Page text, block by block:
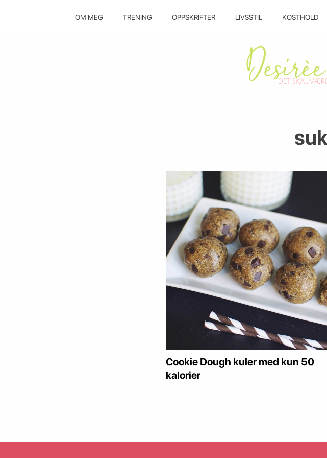
OM MEG TRENING OPPSKRIFTER LIVSSTIL KOSTHOLD
Cookie Dough kuler med kun 50
kalorier